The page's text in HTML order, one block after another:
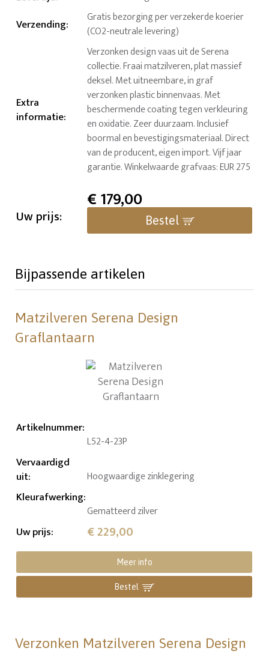
Verzending:
Gratis bezorging per verzekerde koerier
(CO2-neutrale levering)
Extra
informatie:
Verzonken design vaas uit de Serena
collectie. Fraai matzilveren, plat massief
deksel. Met uitneembare, in graf
verzonken plastic binnenvaas. Met
beschermende coating tegen verkleuring
en oxidatie. Zeer duurzaam. Inclusief
boormal en bevestigingsmateriaal. Direct
van de producent, eigen import. Vijf jaar
garantie. Winkelwaarde grafvaas: EUR 275
Uw prijs:
€179,00
Bestel
Bijpassende artikelen
Matzilveren Serena Design
Graflantaarn
Artikelnummer:
L52-4-23P
Vervaardigd
uit: Hoogwaardige zinklegering
Kleurafwerking:
Gematteerd zilver
Uw prijs: € 229,00
Meer info
Bestel
Verzonken Matzilveren Serena Design